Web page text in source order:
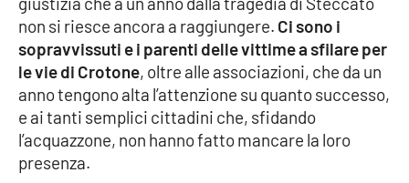
Ambiente
Cronaca
Cultura
Economia e Lavoro
non si riesce ancora a raggiungere. Ci sono i
sopravvissuti e i parenti delle vittime a sfilare per
le vie di Crotone, oltre alle associazioni, che da un
anno tengono alta l’attenzione su quanto successo,
e ai tanti semplici cittadini che, sfidando
l’acquazzone, non hanno fatto mancare la loro
presenza.